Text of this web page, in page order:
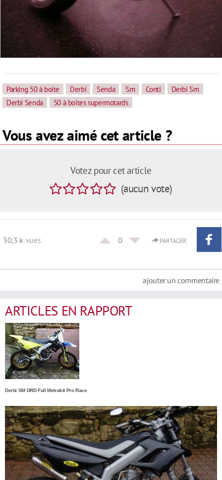
Parking 50 à boite Derbi Senda Sm Conti
Derbi Sm
Derbi Senda
50 à boites supermotards
Vous avez aimé cet article ?
Votez pour cet article
(aucun vote)
30,3 k vues 0 PARTAGER
ajouter un commentaire
ARTICLES EN RAPPORT
Derbi SM DRD Full Metrakit Pro Race